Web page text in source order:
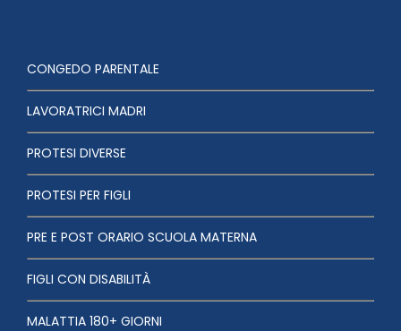
CONGEDO PARENTALE
LAVORATRICI MADRI
PROTESI DIVERSE
PROTESI PER FIGLI
PRE E POST ORARIO SCUOLA MATERNA
FIGLI CON DISABILITÀ
MALATTIA 180+ GIORNI